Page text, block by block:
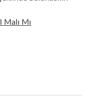
Malı Mı